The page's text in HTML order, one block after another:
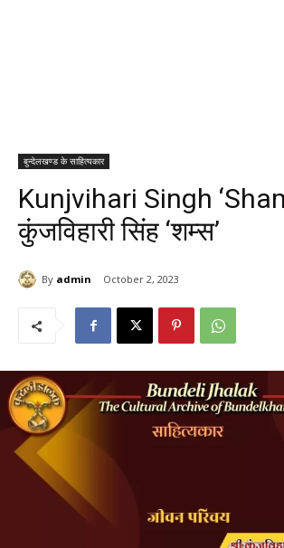
बुन्देलखण्ड के साहित्यकार
Kunjvihari Singh
कुंजविहारी सिंह ‘शम्स’
By admin October 2, 2023